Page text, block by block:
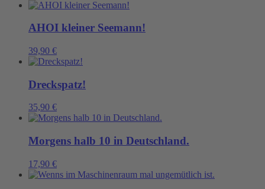
AHOI kleiner Seemann!
39,90 €
Dreckspatz!
35,90 €
Morgens halb 10 in Deutschland.
17,90 €